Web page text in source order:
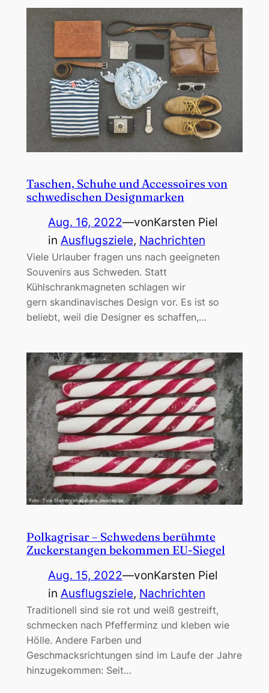
Taschen, Schuhe und Accessoires von
schwedischen Designmarken
Aug. 16, 2022—vonKarsten Piel
in Ausflugsziele, Nachrichten
Viele Urlauber fragen uns nach geeigneten
Souvenirs aus Schweden. Statt
Kühlschrankmagneten schlagen wir
gern skandinavisches Design vor. Es ist so
beliebt, weil die Designer es schaffen,…
Polkagrisar – Schwedens berühmte
Zuckerstangen bekommen EU-Siegel
Aug. 15, 2022—vonKarsten Piel
in Ausflugsziele, Nachrichten
Traditionell sind sie rot und weiß gestreift,
schmecken nach Pfefferminz und kleben wie
Hölle. Andere Farben und
Geschmacksrichtungen sind im Laufe der Jahre
hinzugekommen: Seit…